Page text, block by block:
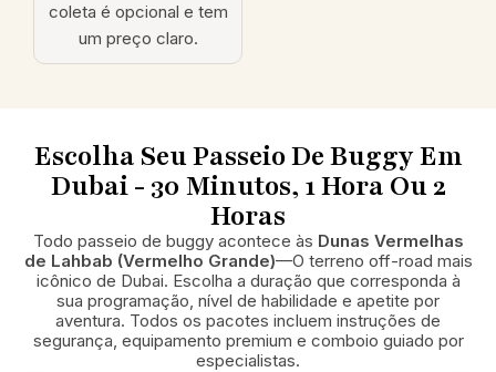
coleta é opcional e tem
um preço claro.
Escolha Seu Passeio De Buggy Em
Dubai - 30 Minutos, 1 Hora Ou 2
Horas
Todo passeio de buggy acontece às Dunas Vermelhas
de Lahbab (Vermelho Grande)—O terreno off-road mais
icônico de Dubai. Escolha a duração que corresponda à
sua programação, nível de habilidade e apetite por
aventura. Todos os pacotes incluem instruções de
segurança, equipamento premium e comboio guiado por
especialistas.